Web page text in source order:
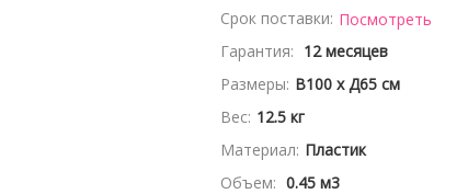
Срок поставки: Посмотреть
Гарантия: 12 месяцев
Размеры: В100 x Д65 см
Вес: 12.5 кг
Материал: Пластик
Объем: 0.45 м3